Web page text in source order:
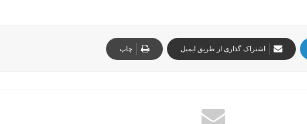
اشتراک گذاری از طریق ایمیل چاپ